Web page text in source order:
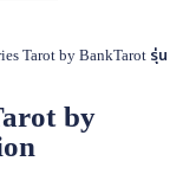
Tarot by BankTarot รุ่น
by